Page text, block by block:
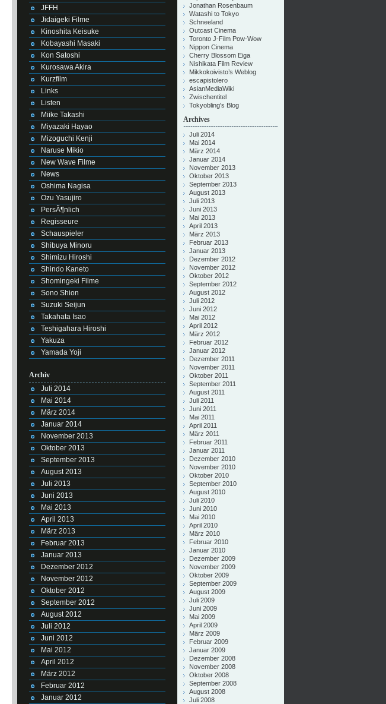
JFFH
Jidaigeki Filme
Kinoshita Keisuke
Kobayashi Masaki
Kon Satoshi
Kurosawa Akira
Kurzfilm
Links
Listen
Miike Takashi
Miyazaki Hayao
Mizoguchi Kenji
Naruse Mikio
New Wave Filme
News
Oshima Nagisa
Ozu Yasujiro
PersÃ¶nlich
Regisseure
Schauspieler
Shibuya Minoru
Shimizu Hiroshi
Shindo Kaneto
Shomingeki Filme
Sono Shion
Suzuki Seijun
Takahata Isao
Teshigahara Hiroshi
Yakuza
Yamada Yoji
Archiv
Juli 2014
Mai 2014
März 2014
Januar 2014
November 2013
Oktober 2013
September 2013
August 2013
Juli 2013
Juni 2013
Mai 2013
April 2013
März 2013
Februar 2013
Januar 2013
Dezember 2012
November 2012
Oktober 2012
September 2012
August 2012
Juli 2012
Juni 2012
Mai 2012
April 2012
März 2012
Februar 2012
Januar 2012
Jonathan Rosenbaum
Watashi to Tokyo
Schneeland
Outcast Cinema
Toronto J-Film Pow-Wow
Nippon Cinema
Cherry Blossom Eiga
Nishikata Film Review
Mikkokoivisto’s Weblog
escapistolero
AsianMediaWiki
Zwischentitel
Tokyobling's Blog
Archives
Juli 2014
Mai 2014
März 2014
Januar 2014
November 2013
Oktober 2013
September 2013
August 2013
Juli 2013
Juni 2013
Mai 2013
April 2013
März 2013
Februar 2013
Januar 2013
Dezember 2012
November 2012
Oktober 2012
September 2012
August 2012
Juli 2012
Juni 2012
Mai 2012
April 2012
März 2012
Februar 2012
Januar 2012
Dezember 2011
November 2011
Oktober 2011
September 2011
August 2011
Juli 2011
Juni 2011
Mai 2011
April 2011
März 2011
Februar 2011
Januar 2011
Dezember 2010
November 2010
Oktober 2010
September 2010
August 2010
Juli 2010
Juni 2010
Mai 2010
April 2010
März 2010
Februar 2010
Januar 2010
Dezember 2009
November 2009
Oktober 2009
September 2009
August 2009
Juli 2009
Juni 2009
Mai 2009
April 2009
März 2009
Februar 2009
Januar 2009
Dezember 2008
November 2008
Oktober 2008
September 2008
August 2008
Juli 2008